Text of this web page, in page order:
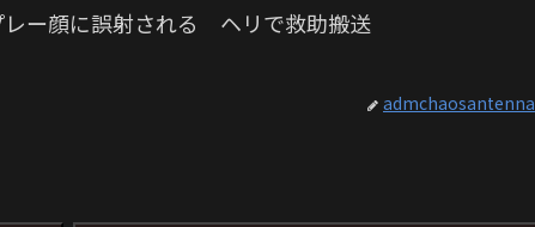
ー顔に誤射される ヘリで救助搬送
admchaosantenna